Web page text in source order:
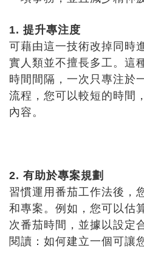
1. 提升專注度
可藉由這一技術改掉同時
實人類並不擅長多工。這
時間間隔，一次只專注於
流程，您可以較短的時間
內容。
2. 有助於專案規劃
習慣運用番茄工作法後，
和專案。例如，您可以估
次番茄時間，並據以設定
閱讀：如何建立一個可讓